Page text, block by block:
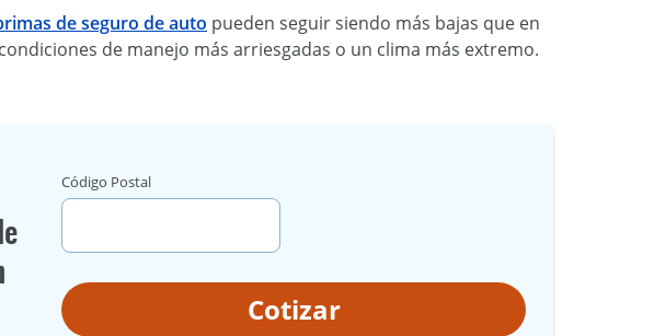
de seguro de auto pueden seguir siendo más bajas que en
de manejo más arriesgadas o un clima más extremo.
Código Postal
Cotizar